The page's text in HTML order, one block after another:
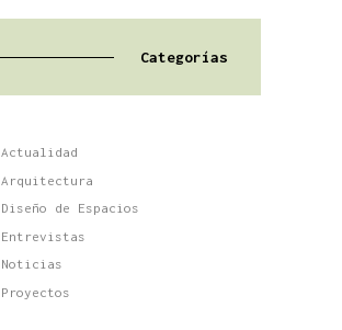
Categorías
Actualidad
Arquitectura
Diseño de Espacios
Entrevistas
Noticias
Proyectos